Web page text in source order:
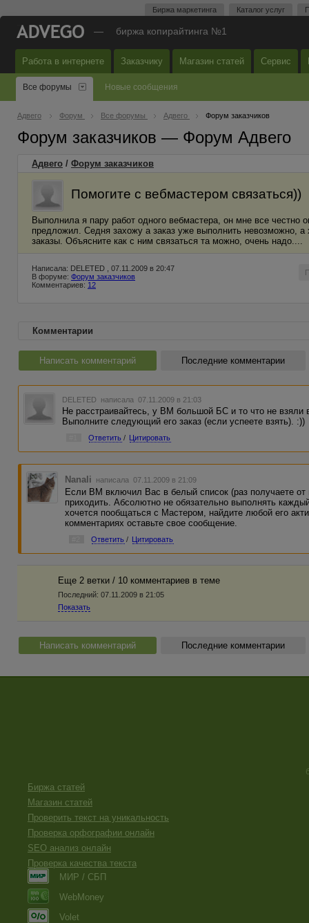
Биржа маркетинга Каталог услуг
— биржа копирайтинга №1
Работа в интернете Заказчику Магазин статей Сервис
Все форумы Новые сообщения
Адвего Форум Все форумы Адвего Форум заказчиков
Форум заказчиков — Форум Адвего
Адвего / Форум заказчиков
Помогите с вебмастером связаться))
Выполнила я пару работ одного вебмастера, он мне все
предложил. Седня захожу а заказ уже выполнить невозможно, а
заказы. Объясните как с ним связаться та можно, очень надо....
Написала: DELETED , 07.11.2009 в 20:47
В форуме: Форум заказчиков
Комментариев: 12
Комментарии
Написать комментарий Последние комментарии
DELETED написала 07.11.2009 в 21:03
Не расстраивайтесь, у ВМ большой БС и то что не взяли
Выполните следующий его заказ (если успеете взять). :))
Ответить / Цитировать
Nanali написала 07.11.2009 в 21:09
Если ВМ включил Вас в белый список (раз получаете от
приходить. Абсолютно не обязательно выполнять
хочется пообщаться с Мастером, найдите любой его
комментариях оставьте свое сообщение.
Ответить / Цитировать
Еще 2 ветки / 10 комментариев в темe
Последний: 07.11.2009 в 21:05
Показать
Написать комментарий Последние комментарии
Биржа статей
Магазин статей
Проверить текст на уникальность
Проверка орфографии онлайн
SEO анализ онлайн
Проверка качества текста
МИР / СБП
WebMoney
Volet